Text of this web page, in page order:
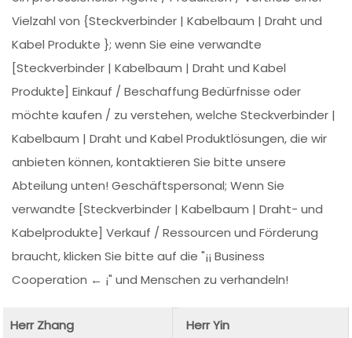
Vielzahl von {Steckverbinder | Kabelbaum | Draht und
Kabel Produkte }; wenn Sie eine verwandte
[Steckverbinder | Kabelbaum | Draht und Kabel
Produkte] Einkauf / Beschaffung Bedürfnisse oder
möchte kaufen / zu verstehen, welche Steckverbinder |
Kabelbaum | Draht und Kabel Produktlösungen, die wir
anbieten können, kontaktieren Sie bitte unsere
Abteilung unten! Geschäftspersonal; Wenn Sie
verwandte [Steckverbinder | Kabelbaum | Draht- und
Kabelprodukte] Verkauf / Ressourcen und Förderung
braucht, klicken Sie bitte auf die "¡¡ Business
Cooperation ← ¡" und Menschen zu verhandeln!
Herr Zhang
Herr Yin